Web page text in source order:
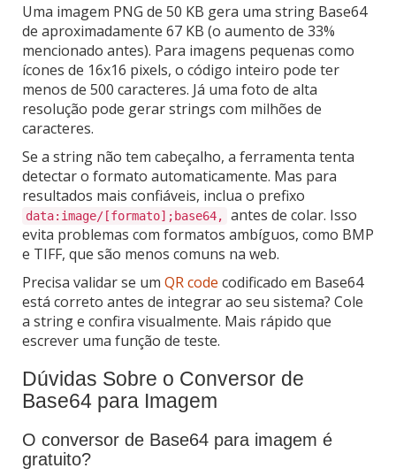
Uma imagem PNG de 50 KB gera uma string Base64
de aproximadamente 67 KB (o aumento de 33%
mencionado antes). Para imagens pequenas como
ícones de 16x16 pixels, o código inteiro pode ter
menos de 500 caracteres. Já uma foto de alta
resolução pode gerar strings com milhões de
caracteres.
Se a string não tem cabeçalho, a ferramenta tenta
detectar o formato automaticamente. Mas para
resultados mais confiáveis, inclua o prefixo
data:image/[formato];base64,
antes de colar. Isso
evita problemas com formatos ambíguos, como BMP
e TIFF, que são menos comuns na web.
Precisa validar se um QR code codificado em Base64
está correto antes de integrar ao seu sistema? Cole
a string e confira visualmente. Mais rápido que
escrever uma função de teste.
Dúvidas Sobre o Conversor de
Base64 para Imagem
O conversor de Base64 para imagem é
gratuito?